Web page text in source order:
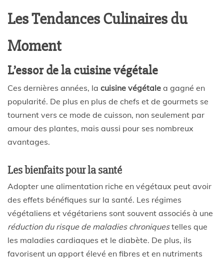
Les Tendances Culinaires du
Moment
L’essor de la cuisine végétale
Ces dernières années, la cuisine végétale a gagné en
popularité. De plus en plus de chefs et de gourmets se
tournent vers ce mode de cuisson, non seulement par
amour des plantes, mais aussi pour ses nombreux
avantages.
Les bienfaits pour la santé
Adopter une alimentation riche en végétaux peut avoir
des effets bénéfiques sur la santé. Les régimes
végétaliens et végétariens sont souvent associés à une
réduction du risque de maladies chroniquestelles que
les maladies cardiaques et le diabète. De plus, ils
favorisent un apport élevé en fibres et en nutriments